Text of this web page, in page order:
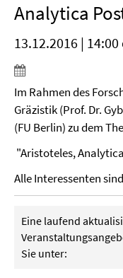
Analytica
13.12.2016 | 14:00
Im Rahmen des
Gräzistik (Prof. Dr.
(FU Berlin) zu dem
"Aristoteles,
Alle Interessenten
Eine laufend
Sie unter: